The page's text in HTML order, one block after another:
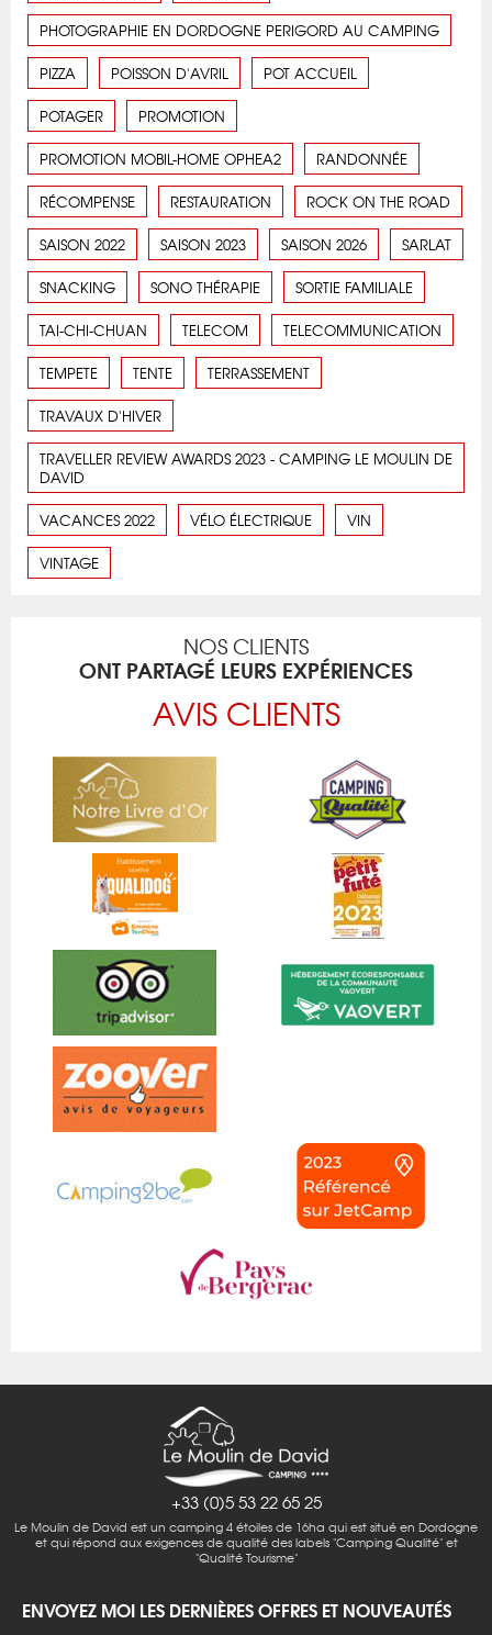
PHOTOGRAPHIE EN DORDOGNE PERIGORD AU CAMPING
PIZZA POISSON D'AVRIL POT ACCUEIL
POTAGER PROMOTION
PROMOTION MOBIL-HOME OPHEA2 RANDONNÉE
RÉCOMPENSE RESTAURATION ROCK ON THE ROAD
SAISON 2022 SAISON 2023 SAISON 2026 SARLAT
SNACKING SONO THÉRAPIE SORTIE FAMILIALE
TAI-CHI-CHUAN TELECOM TELECOMMUNICATION
TEMPETE TENTE TERRASSEMENT
TRAVAUX D'HIVER
TRAVELLER REVIEW AWARDS 2023 - CAMPING LE MOULIN DE
DAVID
VACANCES 2022 VÉLO ÉLECTRIQUE VIN
VINTAGE
NOS CLIENTS
ONT PARTAGÉ LEURS EXPÉRIENCES
AVIS CLIENTS
+33 (0)5 53 22 65 25
Le Moulin de David est un camping 4 étoiles de 16ha qui est situé en Dordogne
et qui répond aux exigences de qualité des labels "Camping Qualité" et
"Qualité Tourisme"
ENVOYEZ MOI LES DERNIÈRES OFFRES ET NOUVEAUTÉS